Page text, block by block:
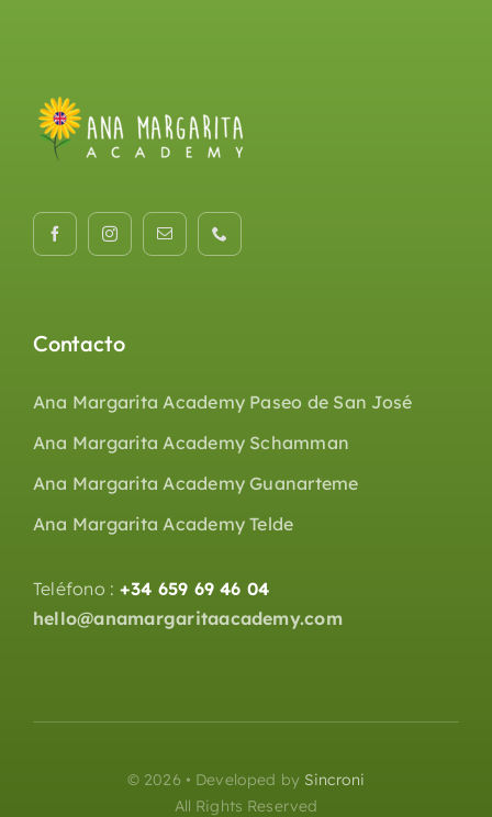
Contacto
Ana Margarita Academy Paseo de San José
Ana Margarita Academy Schamman
Ana Margarita Academy Guanarteme
Ana Margarita Academy Telde
Teléfono : +34 659 69 46 04
hello@anamargaritaacademy.com
© 2026 • Developed by Sincroni
All Rights Reserved